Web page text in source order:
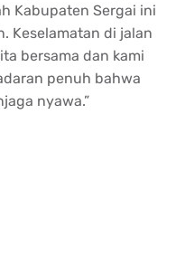
Kabupaten Sergai ini
. Keselamatan di jalan
bersama dan kami
penuh bahwa
nyawa.”